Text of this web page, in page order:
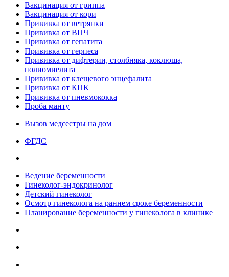
Вакцинация от гриппа
Вакцинация от кори
Прививка от ветрянки
Прививка от ВПЧ
Прививка от гепатита
Прививка от герпеса
Прививка от дифтерии, столбняка, коклюша,
полиомиелита
Прививка от клещевого энцефалита
Прививка от КПК
Прививка от пневмококка
Проба манту
Вызов медсестры на дом
ФГДС
Ведение беременности
Гинеколог-эндокринолог
Детский гинеколог
Осмотр гинеколога на раннем сроке беременности
Планирование беременности у гинеколога в клинике